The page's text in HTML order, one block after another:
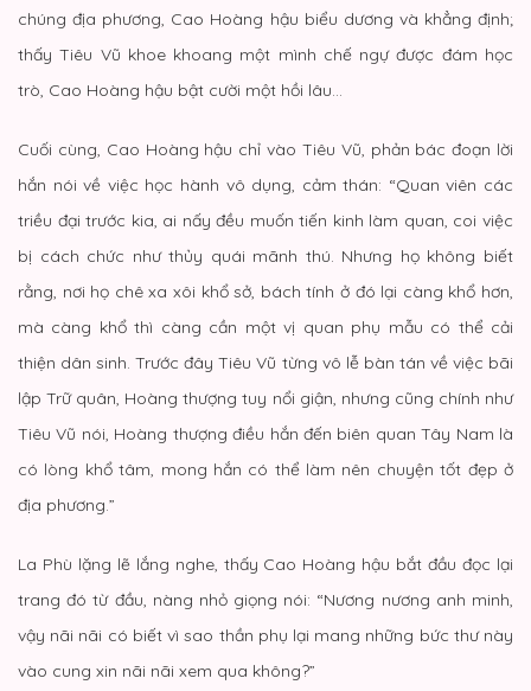
chúng địa phương, Cao Hoàng hậu biểu dương và khẳng định;
thấy Tiêu Vũ khoe khoang một mình chế ngự được đám học
trò, Cao Hoàng hậu bật cười một hồi lâu…
Cuối cùng, Cao Hoàng hậu chỉ vào Tiêu Vũ, phản bác đoạn lời
hắn nói về việc học hành vô dụng, cảm thán: “Quan viên các
triều đại trước kia, ai nấy đều muốn tiến kinh làm quan, coi việc
bị cách chức như thủy quái mãnh thú. Nhưng họ không biết
rằng, nơi họ chê xa xôi khổ sở, bách tính ở đó lại càng khổ hơn,
mà càng khổ thì càng cần một vị quan phụ mẫu có thể cải
thiện dân sinh. Trước đây Tiêu Vũ từng vô lễ bàn tán về việc bãi
lập Trữ quân, Hoàng thượng tuy nổi giận, nhưng cũng chính như
Tiêu Vũ nói, Hoàng thượng điều hắn đến biên quan Tây Nam là
có lòng khổ tâm, mong hắn có thể làm nên chuyện tốt đẹp ở
địa phương.”
La Phù lặng lẽ lắng nghe, thấy Cao Hoàng hậu bắt đầu đọc lại
trang đó từ đầu, nàng nhỏ giọng nói: “Nương nương anh minh,
vậy nãi nãi có biết vì sao thần phụ lại mang những bức thư này
vào cung xin nãi nãi xem qua không?”